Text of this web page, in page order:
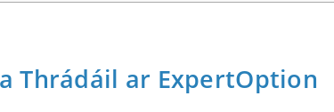
Thrádáil ar ExpertOption